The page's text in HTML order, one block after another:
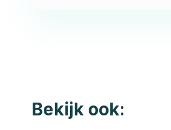
Bekijk ook: